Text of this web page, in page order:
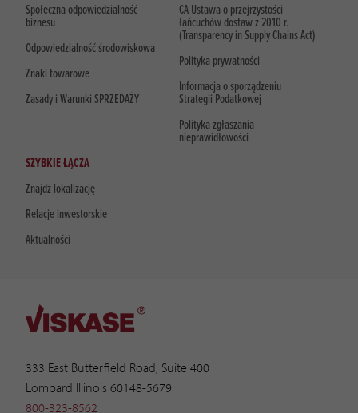
333 East Butterfield Road, Suite 400
Lombard Illinois 60148-5679
800-323-8562
Społeczna odpowiedzialność
biznesu
Odpowiedzialność środowiskowa
Znaki towarowe
Zasady i Warunki SPRZEDAŻY
CA Ustawa o przejrzystości
łańcuchów dostaw z 2010 r.
(Transparency in Supply Chains Act)
Polityka prywatności
Informacja o sporządzeniu
Strategii Podatkowej
Polityka zgłaszania
nieprawidłowości
SZYBKIE ŁĄCZA
Znajdź lokalizację
Relacje inwestorskie
Aktualności